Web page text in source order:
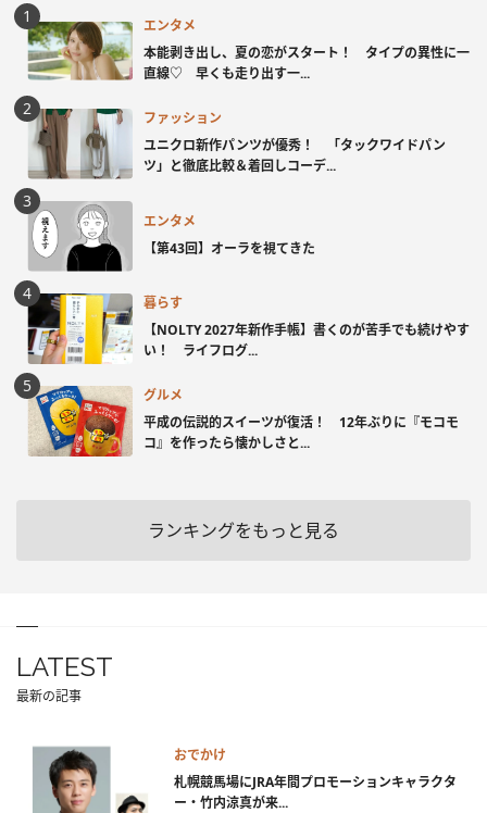
エンタメ
本能剥き出し、夏の恋がスタート！ タイプの異性に一
直線♡ 早くも走り出す一...
ファッション
ユニクロ新作パンツが優秀！ 「タックワイドパン
ツ」と徹底比較＆着回しコーデ...
エンタメ
【第43回】オーラを視てきた
暮らす
【NOLTY 2027年新作手帳】書くのが苦手でも続けやす
い！ ライフログ...
グルメ
平成の伝説的スイーツが復活！ 12年ぶりに『モコモ
コ』を作ったら懐かしさと...
ランキングをもっと見る
LATEST
最新の記事
おでかけ
札幌競馬場にJRA年間プロモーションキャラクタ
ー・竹内涼真が来...